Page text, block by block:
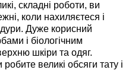
складні роботи, ви
коли нахиляєтеся і
Дуже корисний
і біологічним
шкіри та одяг.
великі обсяги тату і